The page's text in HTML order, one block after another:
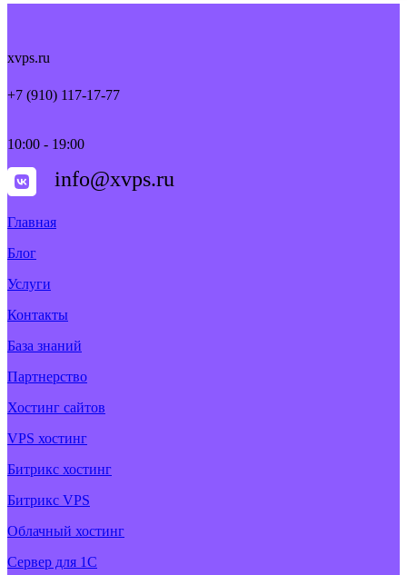
xvps.ru
+7 (910) 117-17-77
10:00 - 19:00
info@xvps.ru
Главная
Блог
Услуги
Контакты
База знаний
Партнерство
Хостинг сайтов
VPS хостинг
Битрикс хостинг
Битрикс VPS
Облачный хостинг
Cервер для 1С